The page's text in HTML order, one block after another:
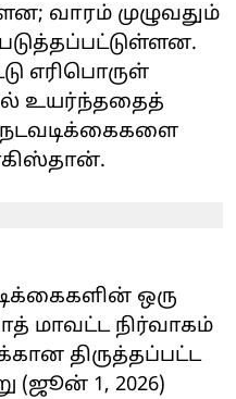
வாரம் முழுவதும்
எரிபொருள்
உயர்ந்ததைத்
ஒரு
மாவட்ட நிர்வாகம்
திருத்தப்பட்ட
1, 2026)